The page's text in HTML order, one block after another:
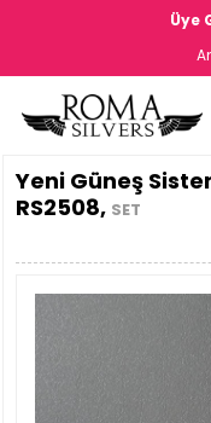
Üye
Yeni Güneş
RS2508, SET